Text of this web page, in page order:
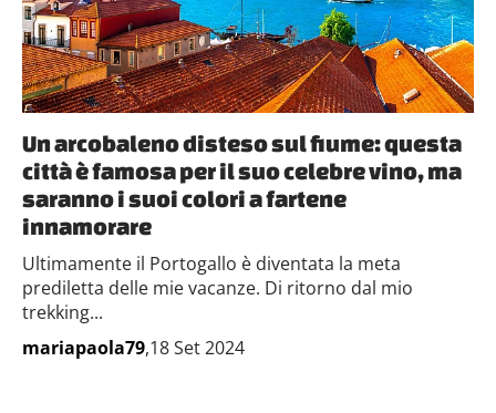
Un arcobaleno disteso sul fiume: questa
città è famosa per il suo celebre vino, ma
saranno i suoi colori a fartene
innamorare
Ultimamente il Portogallo è diventata la meta
prediletta delle mie vacanze. Di ritorno dal mio
trekking...
mariapaola79,18 Set 2024